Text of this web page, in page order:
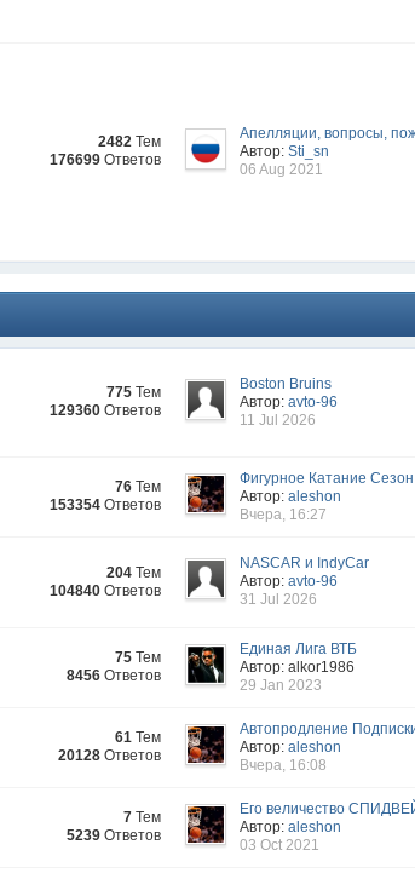
2482 Тем
176699 Ответов
Апелляции, вопросы,
Автор:Sti_sn
06 Aug 2021
775 Тем
129360 Ответов
Boston Bruins
Автор:avto-96
11 Jul 2026
76 Тем
153354 Ответов
Фигурное Катание
Автор:aleshon
Вчера, 16:27
204 Тем
104840 Ответов
NASCAR и IndyCar
Автор:avto-96
31 Jul 2026
75 Тем
8456 Ответов
Единая Лига ВТБ
Автор: alkor1986
29 Jan 2023
61 Тем
20128 Ответов
Автопродление
Автор:aleshon
Вчера, 16:08
7 Тем
5239 Ответов
Его величество
Автор:aleshon
03 Oct 2021